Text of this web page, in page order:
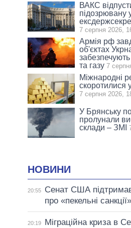
ВАКС
підозрювану
7 серпня 2026,
Армія рф
об'єктах
та газу 7
Міжнародні
скоротилися
7 серпня 2026,
У Брянську
пролунали
склади – ЗМІ
НОВИНИ
20:55
Сенат США
про «пекельні
20:19
Міграційна криза в